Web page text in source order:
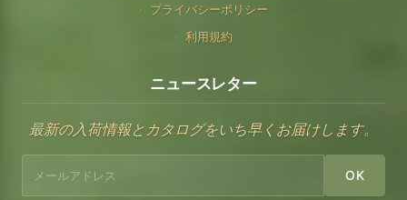
プライバシーポリシー
利用規約
ニュースレター
最新の入荷情報とカタログをいち早くお届けします。
OK